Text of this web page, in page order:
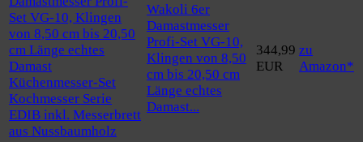
Wakoli 6er
Damastmesser
Profi-Set VG-10,
Klingen von 8,50
cm bis 20,50 cm
Länge echtes
Damast...
344,99
EUR
zu
Amazon*